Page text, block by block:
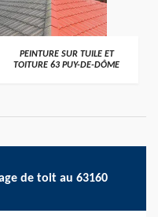
PEINTURE SUR TUILE ET
TOITURE 63 PUY-DE-DÔME
de toit au 63160